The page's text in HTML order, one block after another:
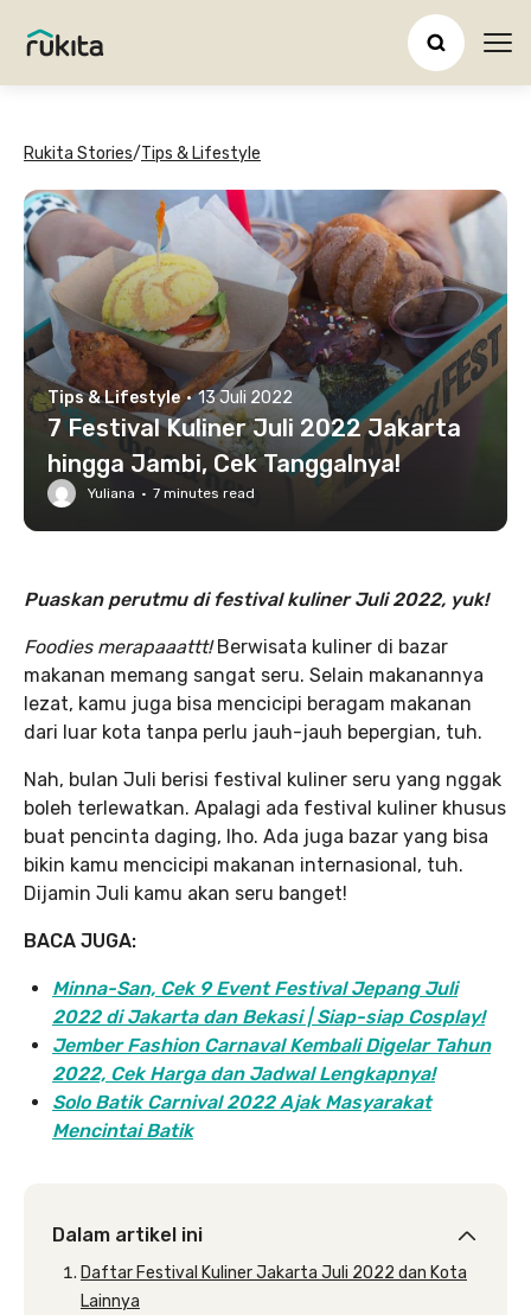
Rukita Stories/Tips & Lifestyle
Tips & Lifestyle · 13 Juli 2022
7 Festival Kuliner Juli 2022 Jakarta
hingga Jambi, Cek Tanggalnya!
Yuliana · 7 minutes read
Puaskan perutmu di festival kuliner Juli 2022, yuk!
Foodies merapaaattt!Berwisata kuliner di bazar
makanan memang sangat seru. Selain makanannya
lezat, kamu juga bisa mencicipi beragam makanan
dari luar kota tanpa perlu jauh-jauh bepergian, tuh.
Nah, bulan Juli berisi festival kuliner seru yang nggak
boleh terlewatkan. Apalagi ada festival kuliner khusus
buat pencinta daging, lho. Ada juga bazar yang bisa
bikin kamu mencicipi makanan internasional, tuh.
Dijamin Juli kamu akan seru banget!
BACA JUGA:
Minna-San, Cek 9 Event Festival Jepang Juli
2022 di Jakarta dan Bekasi | Siap-siap Cosplay!
Jember Fashion Carnaval Kembali Digelar Tahun
2022, Cek Harga dan Jadwal Lengkapnya!
Solo Batik Carnival 2022 Ajak Masyarakat
Mencintai Batik
Dalam artikel ini
Daftar Festival Kuliner Jakarta Juli 2022 dan Kota
Lainnya